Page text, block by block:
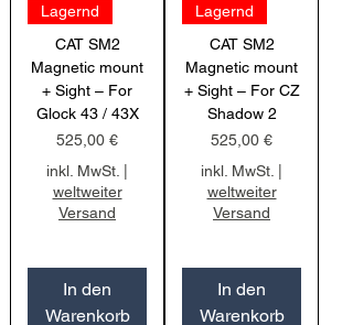
Lagernd
CAT SM2
Magnetic mount
+ Sight – For
Glock 43 / 43X
Preis
525,00 €
inkl. MwSt.
weltweiter
Versand
In den
Warenkorb
Lagernd
CAT SM2
Magnetic mount
+ Sight – For CZ
Shadow 2
Preis
525,00 €
inkl. MwSt.
weltweiter
Versand
In den
Warenkorb